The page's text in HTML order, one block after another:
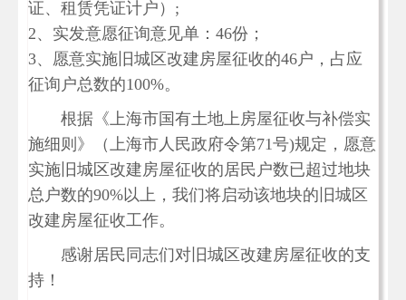
证、租赁凭证计户）;
2、实发意愿征询意见单：46份；
3、愿意实施旧城区改建房屋征收的46户，占应
征询户总数的100%。
根据《上海市国有土地上房屋征收与补偿实
施细则》（上海市人民政府令第71号)规定，愿意
实施旧城区改建房屋征收的居民户数已超过地块
总户数的90%以上，我们将启动该地块的旧城区
改建房屋征收工作。
感谢居民同志们对旧城区改建房屋征收的支
持！